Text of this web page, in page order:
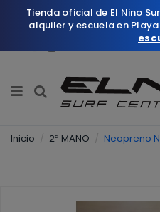
Inicio 2ª MANO Neopreno
Tienda oficial de El Nino
alquiler y escuela en